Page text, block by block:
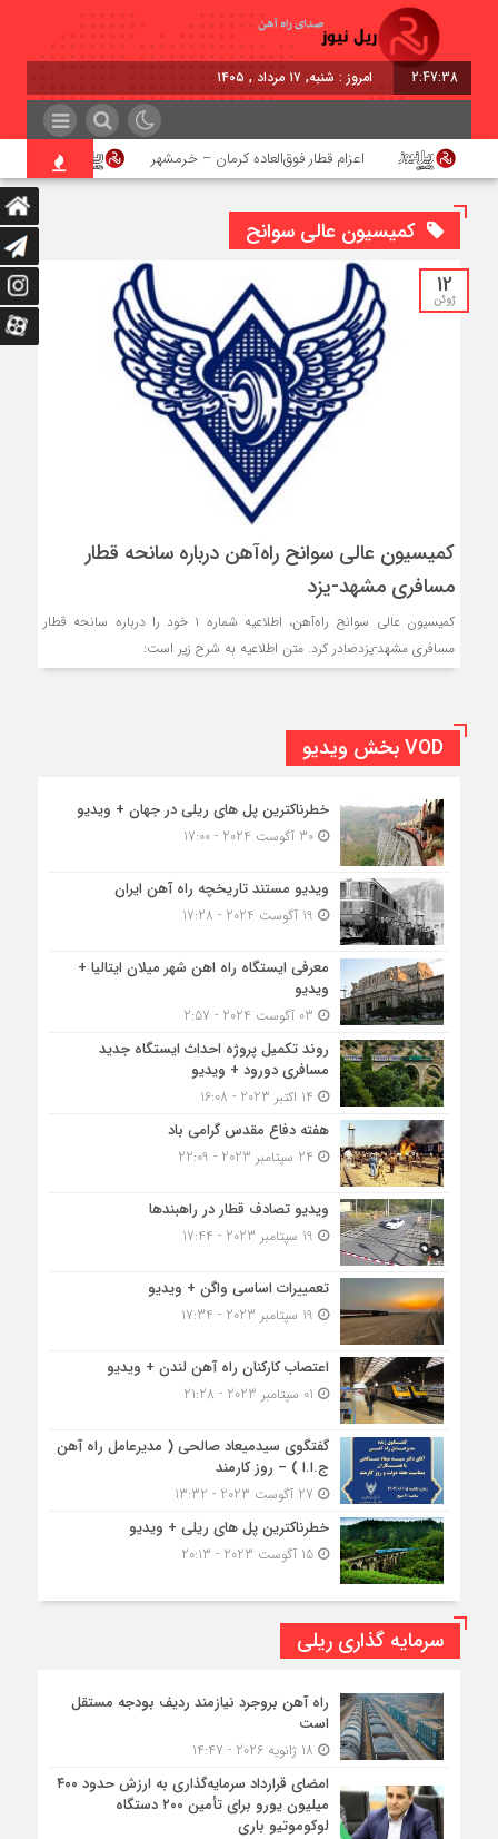
2:47:39 امروز : شنبه, ۱۷ مرداد , ۱۴۰۵
اعزام قطار فوق‌العاده کرمان – خرمشهر
کمیسیون عالی سوانح
12
ژوئن
کمیسیون عالی سوانح راه‌آهن درباره سانحه قطار
مسافری مشهد-یزد
کمیسیون عالی سوانح راه‌آهن، اطلاعیه شماره ۱ خود را درباره سانحه قطار
مسافری مشهد-یزدصادر کرد. متن اطلاعیه به شرح زیر است:
VOD بخش ویدیو
خطرناکترین پل های ریلی در جهان + ویدیو
30 آگوست 2024 - 17:00
ویدیو مستند تاریخچه راه آهن ایران
معرفی ایستگاه راه اهن شهر میلان ایتالیا +
ویدیو
روند تکمیل پروژه احداث ایستگاه جدید
مسافری دورود + ویدیو
هفته دفاع مقدس گرامی باد
ویدیو تصادف قطار در راهبندها
تعمییرات اساسی واگن + ویدیو
اعتصاب کارکنان راه آهن لندن + ویدیو
گفتگوی سیدمیعاد صالحی ( مدیرعامل راه آهن
ج.ا.ا ) – روز کارمند
خطرناکترین پل های ریلی + ویدیو
15 آگوست 2023 - 20:13
سرمایه گذاری ریلی
راه آهن بروجرد نیازمند ردیف بودجه مستقل
است
امضای قرارداد سرمایه‌گذاری به ارزش حدود ۴۰۰
میلیون یورو برای تأمین ۲۰۰ دستگاه
لوکوموتیو باری